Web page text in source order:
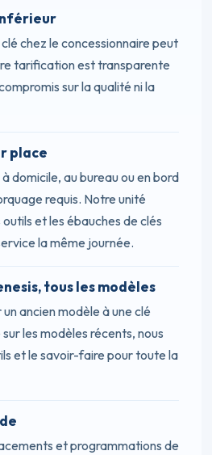
chez le concessionnaire peut
tarification est transparente
sur la qualité ni la
place
domicile, au bureau ou en bord
requis. Notre unité
et les ébauches de clés
la même journée.
tous les modèles
ancien modèle à une clé
les modèles récents, nous
et le savoir-faire pour toute la
et programmations de